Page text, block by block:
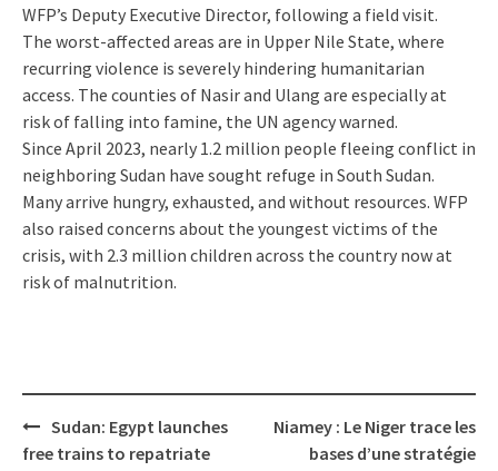
WFP’s Deputy Executive Director, following a field visit.
The worst-affected areas are in Upper Nile State, where
recurring violence is severely hindering humanitarian
access. The counties of Nasir and Ulang are especially at
risk of falling into famine, the UN agency warned.
Since April 2023, nearly 1.2 million people fleeing conflict in
neighboring Sudan have sought refuge in South Sudan.
Many arrive hungry, exhausted, and without resources. WFP
also raised concerns about the youngest victims of the
crisis, with 2.3 million children across the country now at
risk of malnutrition.
Post
navigation
Sudan: Egypt launches
free trains to repatriate
Niamey : Le Niger trace les
bases d’une stratégie